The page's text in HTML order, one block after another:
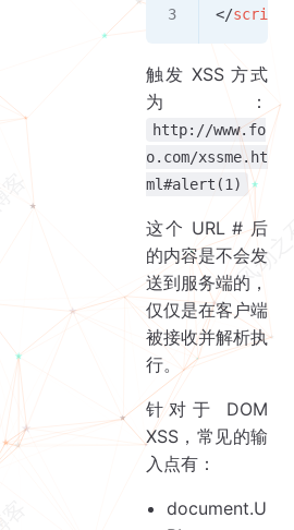
</script
触发 XSS 方式
为：
http://www.fo
o.com/xssme.ht
ml#alert(1)
这个 URL # 后
的内容是不会发
送到服务端的，
仅仅是在客户端
被接收并解析执
行。
针对于 DOM
XSS，常见的输
入点有：
document.U